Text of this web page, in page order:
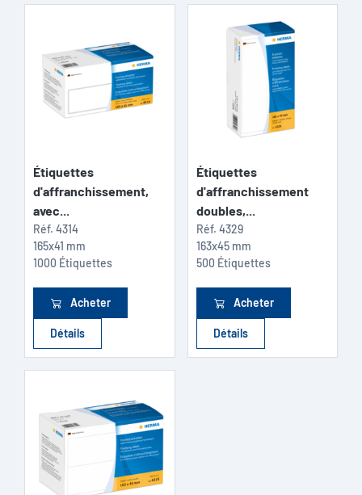
Étiquettes
d'affranchissement,
avec...
Réf. 4314
165x41 mm
1000 Étiquettes
Acheter
Détails
Étiquettes
d'affranchissement
doubles,...
Réf. 4329
163x45 mm
500 Étiquettes
Acheter
Détails